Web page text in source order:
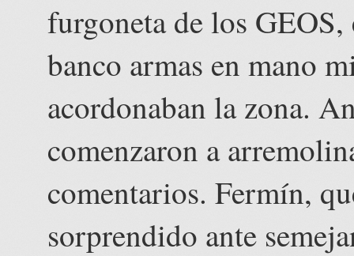
furgoneta de los
banco armas en mano
acordonaban la zona.
comenzaron a
comentarios. Fermín,
sorprendido ante